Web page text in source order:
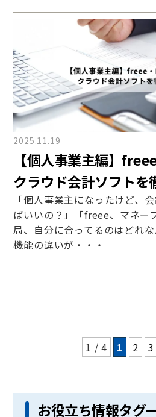
2025.11.19
【個人事業主編】
クラウド会計ソフトを
「個人事業主になったけど、
ばいいの？」「freee、マネー
局、自分に合ってるのはどれ
機能の違いが・・・
1 / 4 1 2 3
お役立ち情報タグ